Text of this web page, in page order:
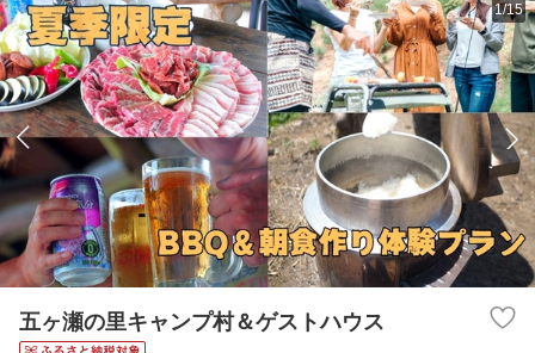
1/15
五ヶ瀬の里キャンプ村＆ゲストハウス